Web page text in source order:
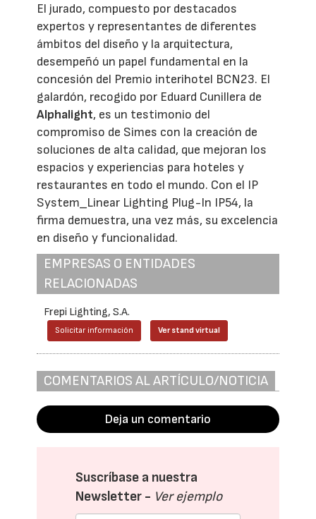
El jurado, compuesto por destacados
expertos y representantes de diferentes
ámbitos del diseño y la arquitectura,
desempeñó un papel fundamental en la
concesión del Premio interihotel BCN23. El
galardón, recogido por Eduard Cunillera de
Alphalight, es un testimonio del
compromiso de Simes con la creación de
soluciones de alta calidad, que mejoran los
espacios y experiencias para hoteles y
restaurantes en todo el mundo. Con el IP
System_Linear Lighting Plug-In IP54, la
firma demuestra, una vez más, su excelencia
en diseño y funcionalidad.
EMPRESAS O ENTIDADES
RELACIONADAS
Frepi Lighting, S.A.
Solicitar información Ver stand virtual
COMENTARIOS AL ARTÍCULO/NOTICIA
Deja un comentario
Suscríbase a nuestra
Newsletter - Ver ejemplo